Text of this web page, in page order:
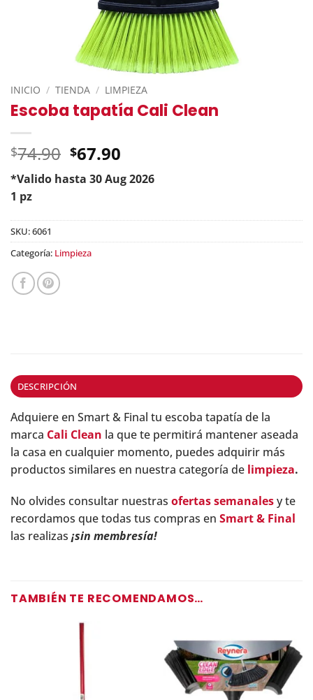
INICIO / TIENDA / LIMPIEZA
Escoba tapatía Cali Clean
$74.90 Original
price
was:
$67.90
*Valido hasta 30 Aug 2026
Current
is:
$67.90.
1 pz
SKU:6061
Categoría: Limpieza
DESCRIPCIÓN
Adquiere en Smart & Final tu escoba tapatía de la
marca Cali Clean la que te permitirá mantener aseada
la casa en cualquier momento, puedes adquirir más
productos similares en nuestra categoría de limpieza.
No olvides consultar nuestras ofertas semanalesy te
recordamos que todas tus compras en Smart & Final
las realizas ¡sin membresía!
TAMBIÉN TE RECOMENDAMOS…